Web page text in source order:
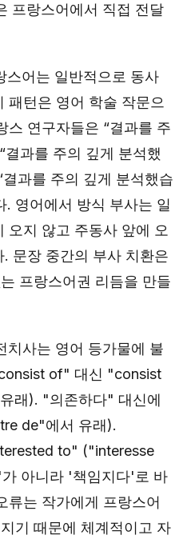
프랑스어에서 직접 전달
스어는 일반적으로 동사
패턴은 영어 학술 작문으
스 연구자들은 “결과를 주
결과를 주의 깊게 분석했
과를 주의 깊게 분석했습
. 영어에서 방식 부사는 일
오지 않고 주동사 앞에 오
문장 중간의 부사 치환은
프랑스어권 리듬을 만들
치사는 영어 등가물에 불
of" 대신 "consist
래). "의존하다" 대신에
de"에서 유래).
to" ("interesse
아니라 '책임지다'로 바
류는 작가에게 프랑스어
기 때문에 체계적이고 자